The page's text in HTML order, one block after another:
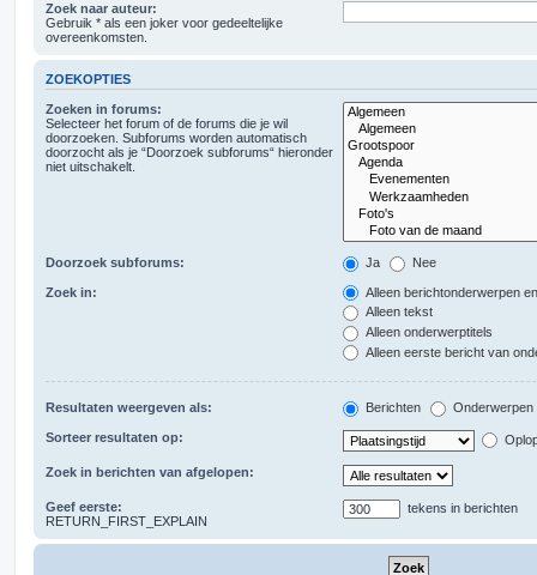
Zoek naar auteur:
Gebruik * als een joker voor gedeeltelijke
overeenkomsten.
ZOEKOPTIES
Zoeken in forums:
Selecteer het forum of de forums die je wil
doorzoeken. Subforums worden automatisch
doorzocht als je “Doorzoek subforums“ hieronder
niet uitschakelt.
Doorzoek subforums: Ja Nee
Zoek in:
Alleen berichtonderwerpen
Alleen tekst
Alleen onderwerptitels
Alleen eerste bericht van
Resultaten weergeven als: Berichten Onderwerpen
Sorteer resultaten op:
Zoek in berichten van afgelopen:
Geef eerste:
RETURN_FIRST_EXPLAIN
tekens in berichten